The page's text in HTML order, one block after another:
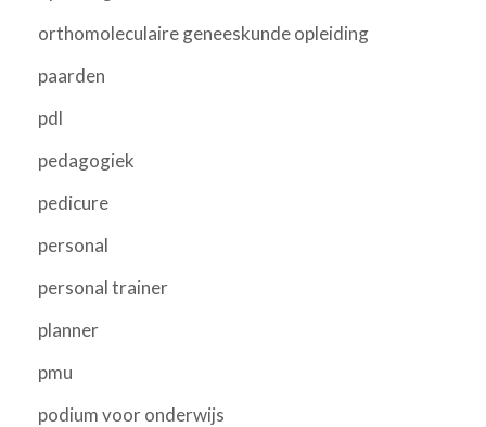
orthomoleculaire geneeskunde opleiding
paarden
pdl
pedagogiek
pedicure
personal
personal trainer
planner
pmu
podium voor onderwijs